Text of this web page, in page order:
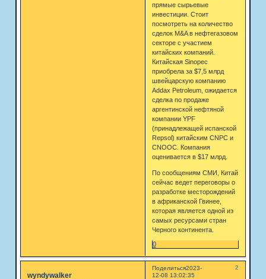
прямые сырьевые
инвестиции. Стоит
посмотреть на количество
сделок M&A в нефтегазовом
секторе с участием
китайских компаний.
Китайская Sinopec
приобрела за $7,5 млрд
швейцарскую компанию
Addax Petroleum, ожидается
сделка по продаже
аргентинской нефтяной
компании YPF
(принадлежащей испанской
Repsol) китайским CNPC и
CNOOC. Компания
оценивается в $17 млрд.
По сообщениям СМИ, Китай
сейчас ведет переговоры о
разработке месторождений
в африканской Гвинее,
которая является одной из
самых ресурсами стран
Черного континента.
0
Поделиться 2
2023-
12-08 13:02:35
wyndywalker